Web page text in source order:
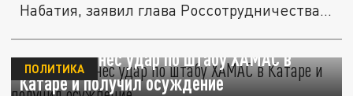
Набатия, заявил глава Россотрудничества...
Израиль нанес удар по штабу ХАМАС в
Катаре и получил осуждение
ПОЛИТИКА